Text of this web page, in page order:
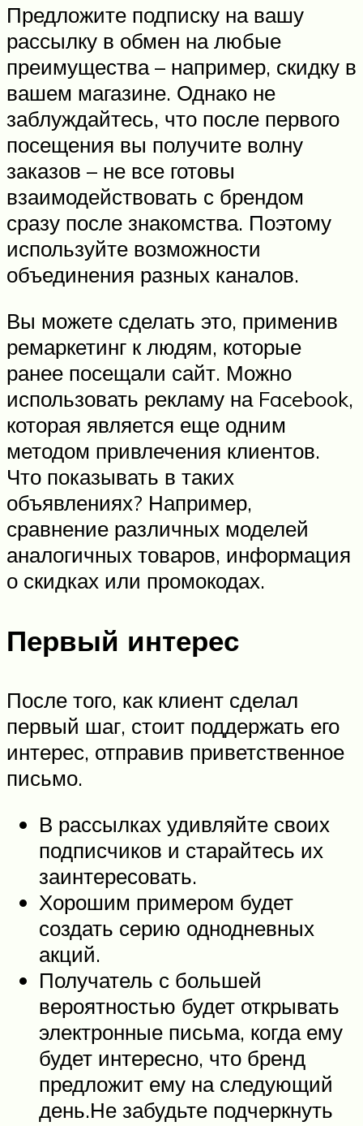
Предложите подписку на вашу
рассылку в обмен на любые
преимущества – например, скидку в
вашем магазине. Однако не
заблуждайтесь, что после первого
посещения вы получите волну
заказов – не все готовы
взаимодействовать с брендом
сразу после знакомства. Поэтому
используйте возможности
объединения разных каналов.
Вы можете сделать это, применив
ремаркетинг к людям, которые
ранее посещали сайт. Можно
использовать рекламу на Facebook,
которая является еще одним
методом привлечения клиентов.
Что показывать в таких
объявлениях? Например,
сравнение различных моделей
аналогичных товаров, информация
о скидках или промокодах.
Первый интерес
После того, как клиент сделал
первый шаг, стоит поддержать его
интерес, отправив приветственное
письмо.
В рассылках удивляйте своих
подписчиков и старайтесь их
заинтересовать.
Хорошим примером будет
создать серию однодневных
акций.
Получатель с большей
вероятностью будет открывать
электронные письма, когда ему
будет интересно, что бренд
предложит ему на следующий
день.Не забудьте подчеркнуть